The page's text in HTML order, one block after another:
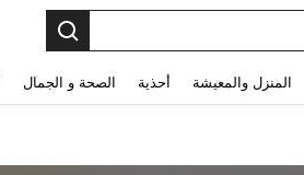
المنزل والمعيشة أحذية الصحة و الجمال